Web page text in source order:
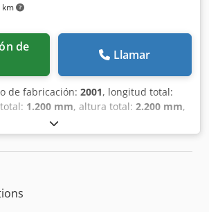
1400 mm Peso aprox. 1.000 kg
en el estado actual tal como se
su funcionamiento Sin
sin garantía ni responsabilidad
km
Llamar
de fabricación: 2001, longitud total:
1.200 mm, altura total: 2.200 mm,
vacío: 950 kg Precio: A consultar Csdpfx
de mesa Hofmann TFS 1200
01204 Año de fabricación: 2001
Documentación disponible: No -